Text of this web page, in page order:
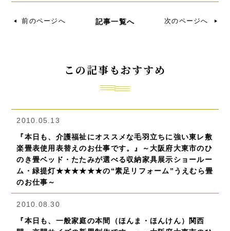
前のページへ 記事一覧へ 次のページへ
この記事もおすすめ
2010.05.13
『本日も、介護福祉にオススメな毛羽立ちに強い東レ敷
楽畳表使用表替えのお仕事です。』～大阪府大東市のひ
のき畳ベッド・たたみが選べる収納家具展示ショールー
ム・緑提灯★★★★★★の“素足リフォーム”うえむら畳
のお仕事～
2010.08.30
『本日も、一般家庭の本間（ほんま・ほんけん）関西